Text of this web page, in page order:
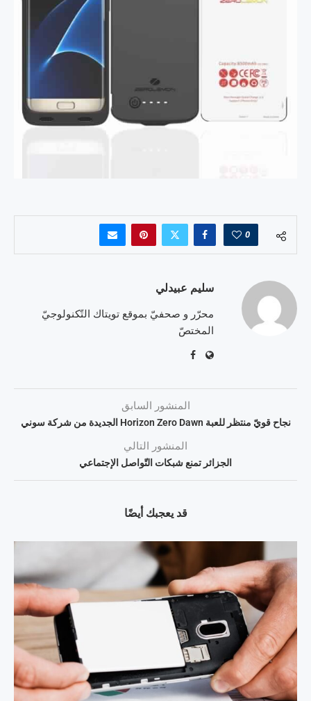
0
سليم عبيدلي
محرّر و صحفيّ بموقع تويتاك التّكنولوجيّ
المختصّ
المنشور السابق
نجاح قويّ منتظر للعبة Horizon Zero Dawn الجديدة من شركة سوني
المنشور التالي
الجزائر تمنع شبكات التّواصل الإجتماعي
قد يعجبك أيضًا